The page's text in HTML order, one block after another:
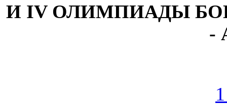
И IV ОЛИМПИАДЫ
-